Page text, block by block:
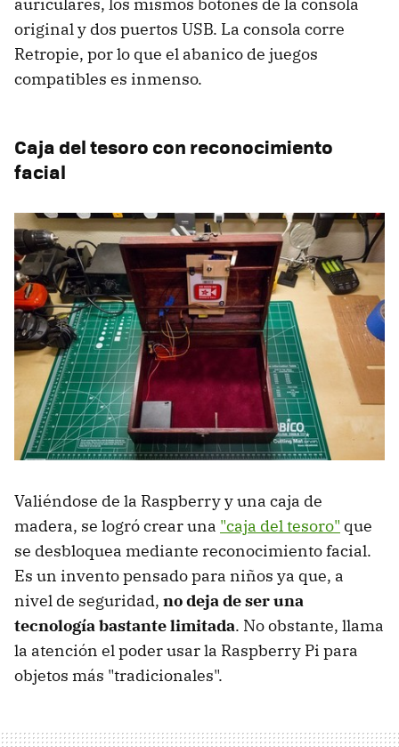
auriculares, los mismos botones de la consola
original y dos puertos USB. La consola corre
Retropie, por lo que el abanico de juegos
compatibles es inmenso.
Caja del tesoro con reconocimiento
facial
Valiéndose de la Raspberry y una caja de
madera, se logró crear una "caja del tesoro" que
se desbloquea mediante reconocimiento facial.
Es un invento pensado para niños ya que, a
nivel de seguridad, no deja de ser una
tecnología bastante limitada. No obstante, llama
la atención el poder usar la Raspberry Pi para
objetos más "tradicionales".